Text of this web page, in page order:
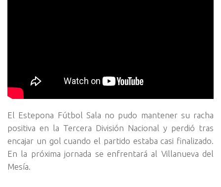
El Estepona Fútbol Sala no pudo mantener su racha
positiva en la Tercera División Nacional y perdió tras
encajar un gol cuando el partido estaba casi finalizado.
En la próxima jornada se enfrentará al Villanueva del
Mesía.